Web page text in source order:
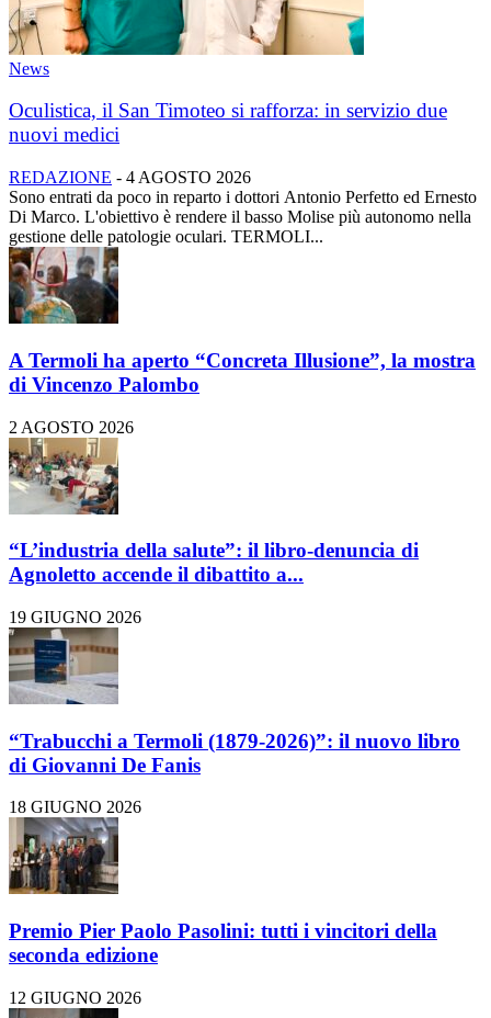
News
Oculistica, il San Timoteo si rafforza: in servizio due
nuovi medici
REDAZIONE - 4 AGOSTO 2026
Sono entrati da poco in reparto i dottori Antonio Perfetto ed Ernesto
Di Marco. L'obiettivo è rendere il basso Molise più autonomo nella
gestione delle patologie oculari. TERMOLI...
A Termoli ha aperto “Concreta Illusione”, la mostra
di Vincenzo Palombo
2 AGOSTO 2026
“L’industria della salute”: il libro-denuncia di
Agnoletto accende il dibattito a...
19 GIUGNO 2026
“Trabucchi a Termoli (1879-2026)”: il nuovo libro
di Giovanni De Fanis
18 GIUGNO 2026
Premio Pier Paolo Pasolini: tutti i vincitori della
seconda edizione
12 GIUGNO 2026